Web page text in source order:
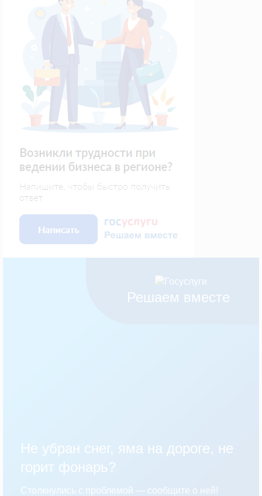
Решаем вместе
Не убран снег, яма на дороге, не
горит фонарь?
Столкнулись с проблемой — сообщите о ней!